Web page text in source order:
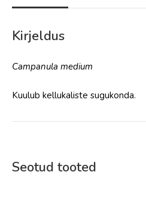
Kirjeldus
Campanula medium
Kuulub kellukaliste sugukonda.
Seotud tooted